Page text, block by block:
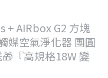
+ AIRbox G2 方塊
媒空氣淨化器 團圓
『高規格18W 變